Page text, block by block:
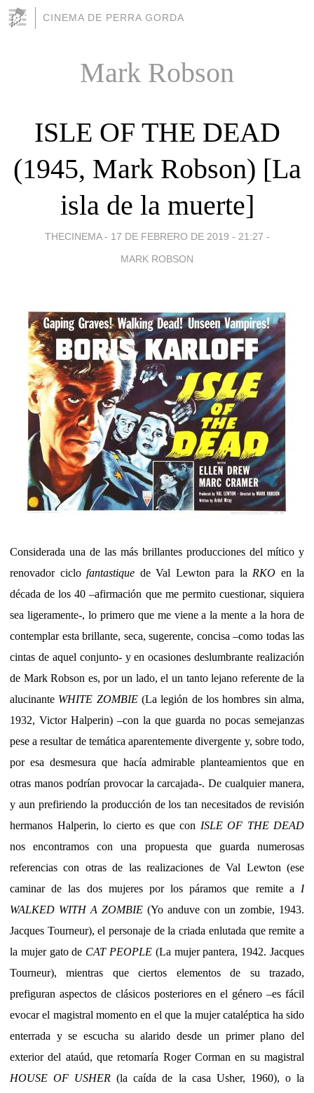
CINEMA DE PERRA GORDA
Mark Robson
ISLE OF THE DEAD
(1945, Mark Robson) [La
isla de la muerte]
THECINEMA - 17 DE FEBRERO DE 2019 - 21:27 -
MARK ROBSON
Considerada una de las más brillantes producciones del mítico y
renovador ciclo fantastique de Val Lewton para la RKO en la
década de los 40 –afirmación que me permito cuestionar, siquiera
sea ligeramente-, lo primero que me viene a la mente a la hora de
contemplar esta brillante, seca, sugerente, concisa –como todas las
cintas de aquel conjunto- y en ocasiones deslumbrante realización
de Mark Robson es, por un lado, el un tanto lejano referente de la
alucinante WHITE ZOMBIE(La legión de los hombres sin alma,
1932, Victor Halperin) –con la que guarda no pocas semejanzas
pese a resultar de temática aparentemente divergente y, sobre todo,
por esa desmesura que hacía admirable planteamientos que en
otras manos podrían provocar la carcajada-. De cualquier manera,
y aun prefiriendo la producción de los tan necesitados de revisión
hermanos Halperin, lo cierto es que con ISLE OF THE DEAD
nos encontramos con una propuesta que guarda numerosas
referencias con otras de las realizaciones de Val Lewton (ese
caminar de las dos mujeres por los páramos que remite a I
WALKED WITH A ZOMBIE (Yo anduve con un zombie, 1943.
Jacques Tourneur), el personaje de la criada enlutada que remite a
la mujer gato de CAT PEOPLE (La mujer pantera, 1942. Jacques
Tourneur), mientras que ciertos elementos de su trazado,
prefiguran aspectos de clásicos posteriores en el género –es fácil
evocar el magistral momento en el que la mujer cataléptica ha sido
enterrada y se escucha su alarido desde un primer plano del
exterior del ataúd, que retomaría Roger Corman en su magistral
HOUSE OF USHER (la caída de la casa Usher, 1960), o la